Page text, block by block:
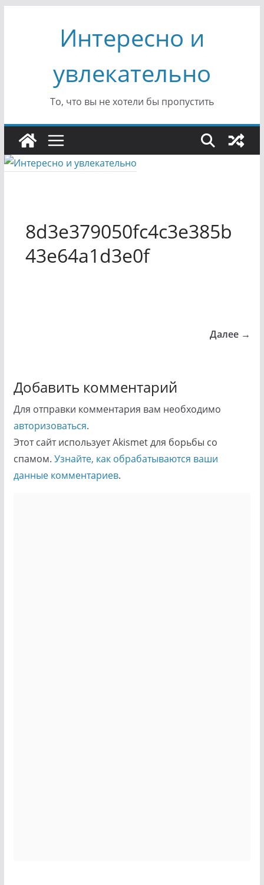
содержимомуИнтересно и
увлекательно
То, что вы не хотели бы пропустить
8d3e379050fc4c3e385b
43e64a1d3e0f
Далее →
Добавить комментарий
Для отправки комментария вам необходимо
авторизоваться.
Этот сайт использует Akismet для борьбы со
спамом. Узнайте, как обрабатываются ваши
данные комментариев.